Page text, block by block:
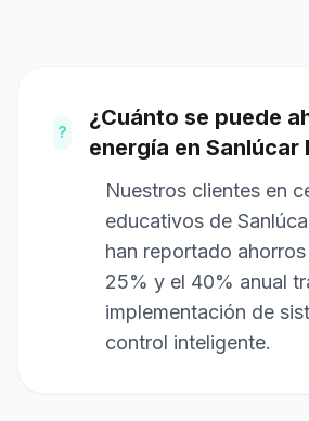
?
¿Cuánto se puede
energía en Sanlúcar
Nuestros clientes en
educativos de
han reportado
25% y el 40% anual
implementación de
control inteligente.